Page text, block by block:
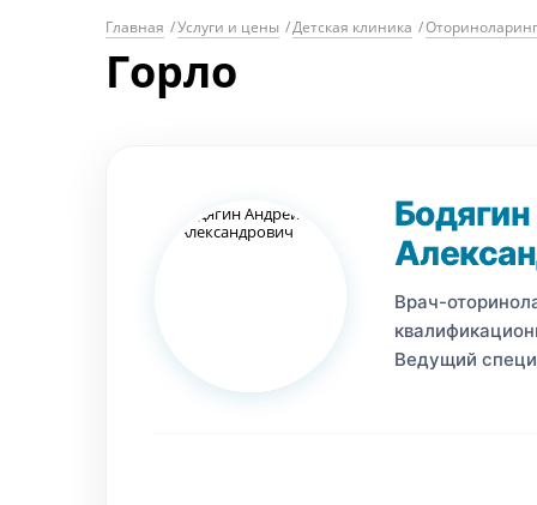
Главная /Услуги и цены /Детская клиника /
Горло
Врач-
Ведущий